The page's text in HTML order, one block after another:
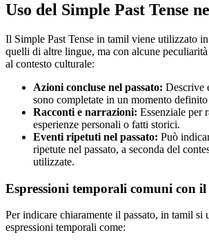
Uso del Simple Past Tense
Il Simple Past Tense in tamil viene utilizzato
quelli di altre lingue, ma con alcune
al contesto culturale:
Azioni concluse nel passato: Descrive
sono completate in un momento definito
Racconti e narrazioni: Essenziale per
esperienze personali o fatti storici.
Eventi ripetuti nel passato: Può
ripetute nel passato, a seconda del
utilizzate.
Espressioni temporali comuni con il
Per indicare chiaramente il passato, in tamil si
espressioni temporali come: